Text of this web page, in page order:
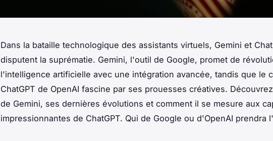
Dans la bataille technologique des assistants virtuels, Gemini et
disputent la suprématie. Gemini, l'outil de Google, promet de
l'intelligence artificielle avec une intégration avancée, tandis que le
ChatGPT de OpenAI fascine par ses prouesses créatives.
de Gemini, ses dernières évolutions et comment il se mesure aux
impressionnantes de ChatGPT. Qui de Google ou d'OpenAI prendra